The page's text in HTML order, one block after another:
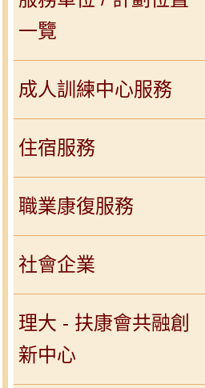
一覽
成人訓練中心服務
住宿服務
職業康復服務
社會企業
理大 - 扶康會共融創
新中心